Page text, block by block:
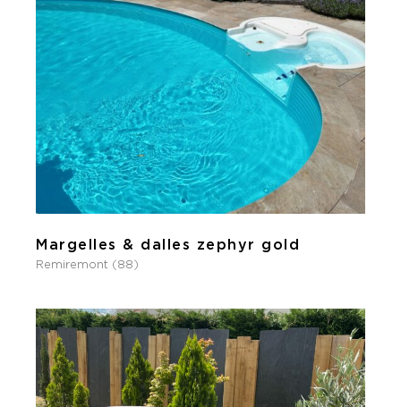
Margelles & dalles zephyr gold
Remiremont (88)